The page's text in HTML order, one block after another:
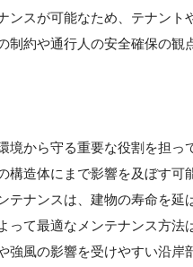
ンスが可能なため、テナント
制約や通行人の安全確保の観
から守る重要な役割を担っ
構造体にまで影響を及ぼす可
ナンスは、建物の寿命を延
て最適なメンテナンス方法
風の影響を受けやすい沿岸